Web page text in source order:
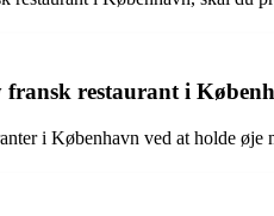
restaurant i
i København ved at holde